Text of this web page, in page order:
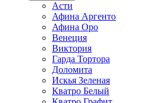
Асти
Афина Аргенто
Афина Оро
Венеция
Виктория
Гарда Тортора
Доломита
Искья Зеленая
Кватро Белый